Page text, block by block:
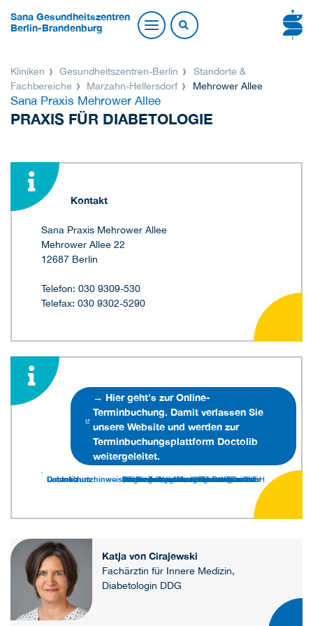
Sana Gesundheitszentren
Berlin-Brandenburg
Kliniken Gesundheitszentren-Berlin
Standorte &
Fachbereiche
Marzahn-Hellersdorf Mehrower Allee
Sana Praxis Mehrower Allee
PRAXIS FÜR DIABETOLOGIE
Kontakt
Sana Praxis Mehrower Allee
Mehrower Allee 22
12687 Berlin
Telefon: 030 9309-530
Telefax: 030 9302-5290
→ Hier geht's zur Online-
Terminbuchung. Damit verlassen Sie
unsere Website und werden zur
Terminbuchungsplattform Doctolib
weitergeleitet.
→ Link zum Datenschutzhinweis Doctolib Für die Terminverwaltung setzen wir das Terminmanagementsystem von Doctolib ein. Doctolib bietet uns einerseits ein modernes Kalendersystem und andererseits unseren Patient*innen die Möglichkeit, auf der Seite www.doctolib.de mit uns Termine online zu vereinbaren. Die Doctolib GmbH (Mehringdamm 51, 10961 Berlin) wird für uns als Auftragsverarbeiter tätig.
Katja von Cirajewski
Fachärztin für Innere Medizin,
Diabetologin DDG